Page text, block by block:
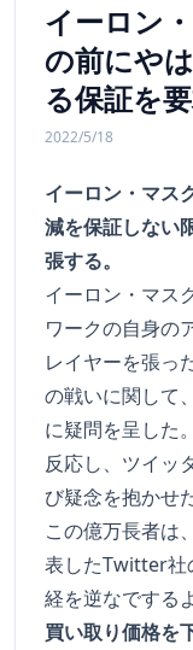
イーロン
の前にや
る保証を
2022/5/18
イーロン・マス
減を保証しない
張する。
イーロン・マス
ワークの自身の
レイヤーを張っ
の戦いに関して
に疑問を呈した
反応し、ツイッ
び疑念を抱かせた
この億万長者は
表したTwitter社
経を逆なでする
買い取り価格を